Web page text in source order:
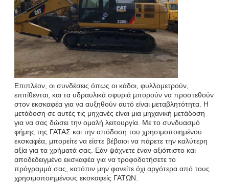
Επιπλέον, οι συνδέσεις όπως οι κάδοι, φυλλομετρούν,
επιτίθενται, και τα υδραυλικά σφυριά μπορούν να προστεθούν
στον εκσκαφέα για να αυξηθούν αυτό είναι μεταβλητότητα. Η
μετάδοση σε αυτές τις μηχανές είναι μια μηχανική μετάδοση
για να σας δώσει την ομαλή λειτουργία. Με το συνδυασμό
φήμης της ΓΑΤΑΣ και την απόδοση του χρησιμοποιημένου
εκσκαφέα, μπορείτε να είστε βέβαιοι να πάρετε την καλύτερη
αξία για τα χρήματά σας. Εάν ψάχνετε έναν αξιόπιστο και
αποδεδειγμένο εκσκαφέα για να τροφοδοτήσετε το
πρόγραμμά σας, κατόπιν μην φανείτε όχι αργότερα από τους
χρησιμοποιημένους εκσκαφείς ΓΑΤΩΝ.